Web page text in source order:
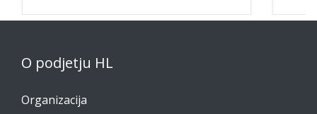
O podjetju HL
Organizacija